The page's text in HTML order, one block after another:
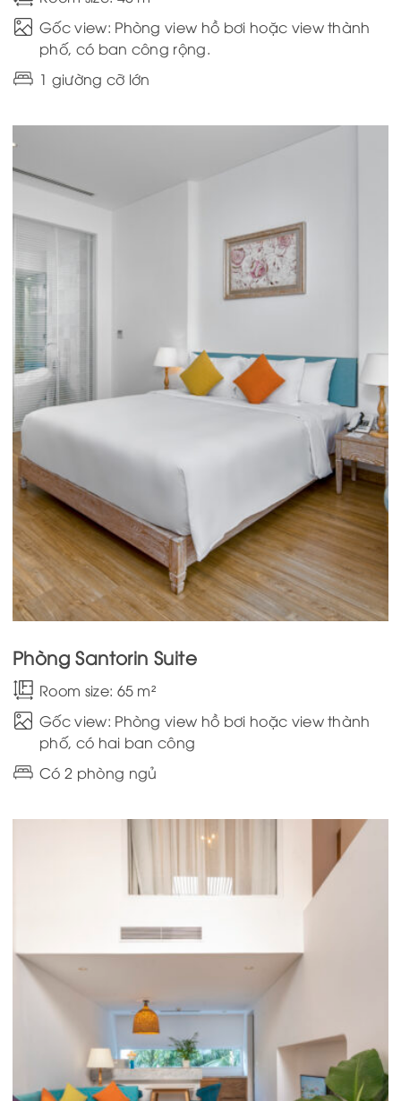
Gốc view: Phòng view hồ bơi hoặc view thành
phố, có ban công rộng.
1 giường cỡ lớn
Phòng Santorin Suite
Room size: 65 m²
Gốc view: Phòng view hồ bơi hoặc view thành
phố, có hai ban công
Có 2 phòng ngủ